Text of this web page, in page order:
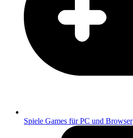
Spiele Games für PC und Browser